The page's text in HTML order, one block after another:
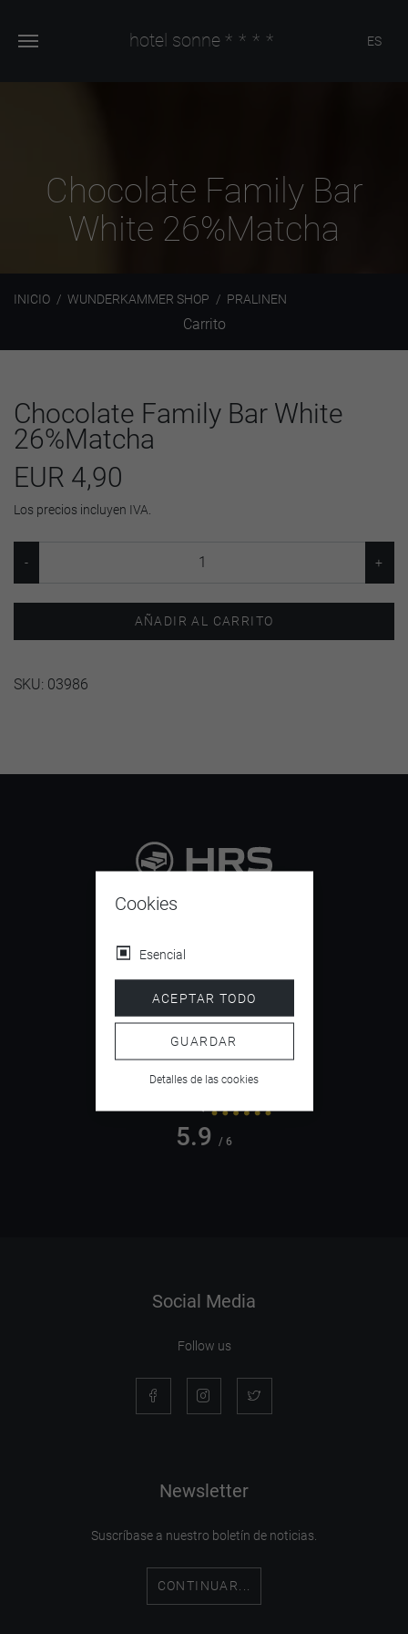
hotel sonne **** ES
Chocolate Family Bar
White 26%Matcha
INICIO WUNDERKAMMER SHOP PRALINEN
Carrito
Chocolate Family Bar White
26%Matcha
EUR 4,90
Los precios incluyen IVA.
AÑADIR AL CARRITO
SKU: 03986
9.4
4.5/ 5
5.9 / 6
Social Media
Follow us
Newsletter
Suscríbase a nuestro boletín de noticias.
CONTINUAR...
Cookies
Esencial
ACEPTAR TODO
GUARDAR
Detalles de las cookies